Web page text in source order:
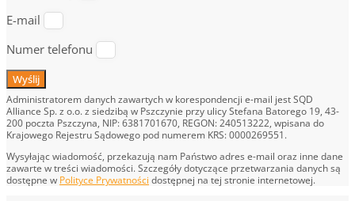
E-mail
Numer telefonu
Wyślij
Administratorem danych zawartych w korespondencji e-mail jest SQD
Alliance Sp. z o.o. z siedzibą w Pszczynie przy ulicy Stefana Batorego 19, 43-
200 poczta Pszczyna, NIP: 6381701670, REGON: 240513222, wpisana do
Krajowego Rejestru Sądowego pod numerem KRS: 0000269551.
Wysyłając wiadomość, przekazują nam Państwo adres e-mail oraz inne dane
zawarte w treści wiadomości. Szczegóły dotyczące przetwarzania danych są
dostępne w Polityce Prywatności dostępnej na tej stronie internetowej.